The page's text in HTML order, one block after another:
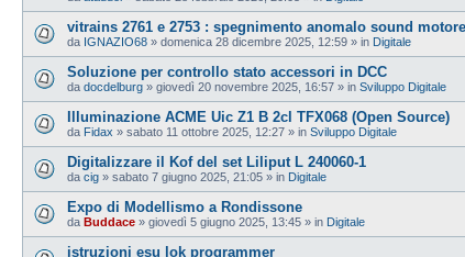
vitrains 2761 e 2753 : spegnimento anomalo sound
da IGNAZIO68 » domenica 28 dicembre 2025, 12:59 » in Digitale
Soluzione per controllo stato accessori in DCC
da docdelburg » giovedì 20 novembre 2025, 16:57 » in Sviluppo Digitale
Illuminazione ACME Uic Z1 B 2cl TFX068 (Open Source)
da Fidax » sabato 11 ottobre 2025, 12:27 » in Sviluppo Digitale
Digitalizzare il Kof del set Liliput L 240060-1
da cig » sabato 7 giugno 2025, 21:05 » in Digitale
Expo di Modellismo a Rondissone
da Buddace » giovedì 5 giugno 2025, 13:45 » in Digitale
istruzioni esu lok programmer